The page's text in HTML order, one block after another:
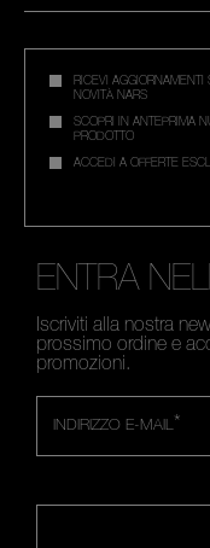
RICEVI AGGIORNAMENTI
NOVITÀ NARS
SCOPRI IN ANTEPRIMA
PRODOTTO
ACCEDI A OFFERTE
ENTRA
Iscriviti alla nostra
prossimo ordine e
promozioni.
*
INDIRIZZO E-MAIL